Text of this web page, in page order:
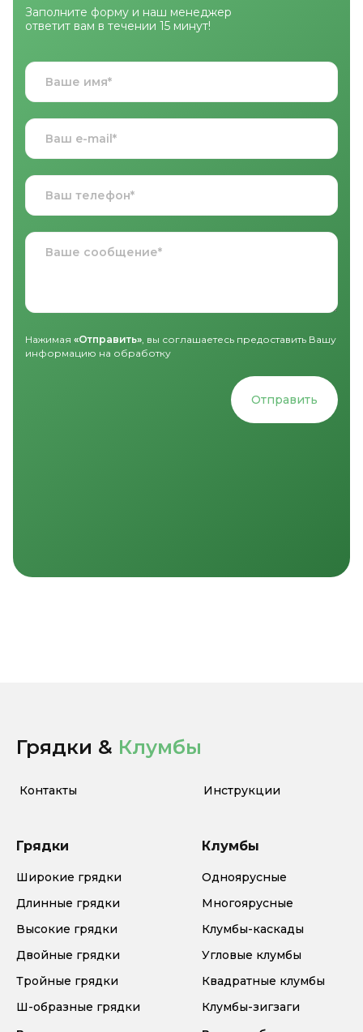
Заполните форму и наш менеджер
ответит вам в течении 15 минут!
Нажимая «Отправить» , вы соглашаетесь предоставить Вашу
информацию на обработку
Отправить
Грядки & Клумбы
Контакты Инструкции
Грядки
Широкие грядки
Длинные грядки
Высокие грядки
Двойные грядки
Тройные грядки
Ш-образные грядки
Клумбы
Одноярусные
Многоярусные
Клумбы-каскады
Угловые клумбы
Квадратные клумбы
Клумбы-зигзаги